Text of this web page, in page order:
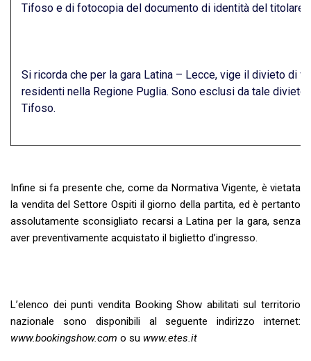
Tifoso e di fotocopia del documento di identità del titolare
Si ricorda che per la gara Latina – Lecce, vige il divieto di
residenti nella Regione Puglia. Sono esclusi da tale
Tifoso.
Infine si fa presente che, come da Normativa Vigente, è vietata
la vendita del Settore Ospiti il giorno della partita, ed è pertanto
assolutamente sconsigliato recarsi a Latina per la gara, senza
aver preventivamente acquistato il biglietto d’ingresso.
L’elenco dei punti vendita Booking Show abilitati sul territorio
nazionale sono disponibili al seguente indirizzo internet:
www.bookingshow.com o su www.etes.it